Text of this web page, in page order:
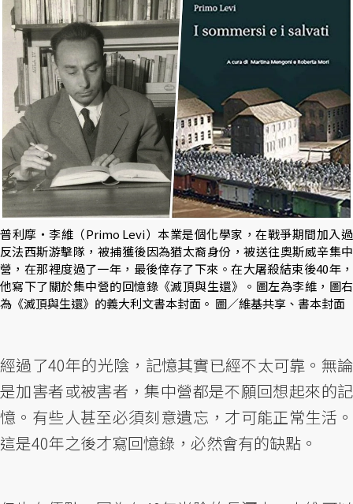
普利摩・李維（Primo Levi）本業是個化學家，在戰爭期間加入過
反法西斯游擊隊，被捕獲後因為猶太裔身份，被送往奧斯威辛集中
營，在那裡度過了一年，最後倖存了下來。在大屠殺結束後40年，
他寫下了關於集中營的回憶錄《滅頂與生還》。圖左為李維，圖右
為《滅頂與生還》的義大利文書本封面。 圖／維基共享、書本封面
經過了40年的光陰，記憶其實已經不太可靠。無論
是加害者或被害者，集中營都是不願回想起來的記
憶。有些人甚至必須刻意遺忘，才可能正常生活。
這是40年之後才寫回憶錄，必然會有的缺點。